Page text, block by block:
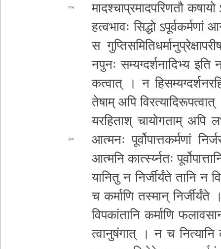
१५
मा­द­श्चा­प्र­मा­द­प­रि­ण­तौ
ह­त्व­भा­वः सिद्धो
स गु­प्ति­स­मि­ति­ध­र्मा
नपुनः स­म्य­ग्द­र्श­ना­दि­भ्य
क­त्वा­त् । न
तेषाम् अपि
य­र­हि­ता­श् चा­यो­ग­ता­म्
२०
आत्मनः पू­र्वो­पा­त्त­क­र्म­णां
आत्मनि कार्त्स्य्नतः
यानितु न नि­र्जी­र्यं­ते तानि न
च कर्माणि तस्मान्
वि­प­कां­ता­नि कर्माणि
त्वा­नु­षं­गा­त् । न च नित्यानि